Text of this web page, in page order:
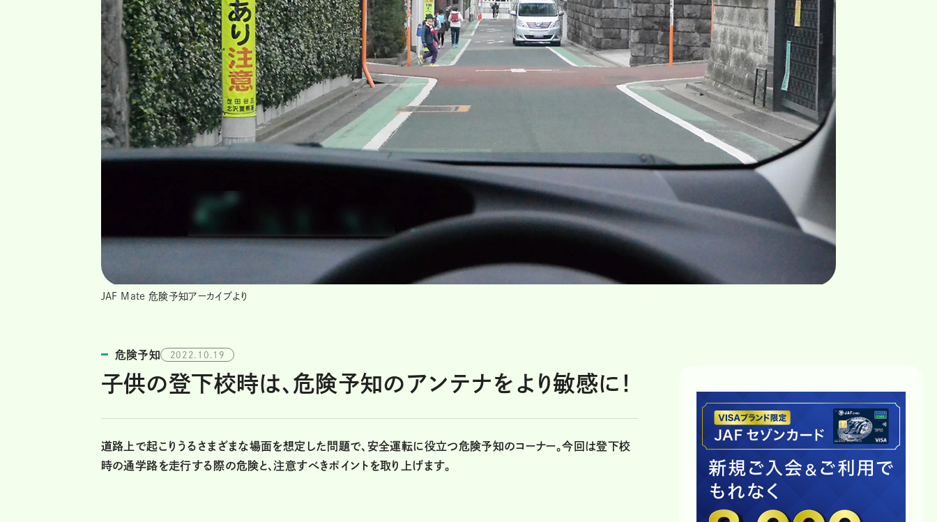
JAF Mate 危険予知アーカイブより
危険予知 2022.10.19
子供の登下校時は、危険予知のアンテナをより敏感に！
道路上で起こりうるさまざまな場面を想定した問題で、安全運転に役立つ危険予知のコーナー。今回は登下校
時の通学路を走行する際の危険と、注意すべきポイントを取り上げます。